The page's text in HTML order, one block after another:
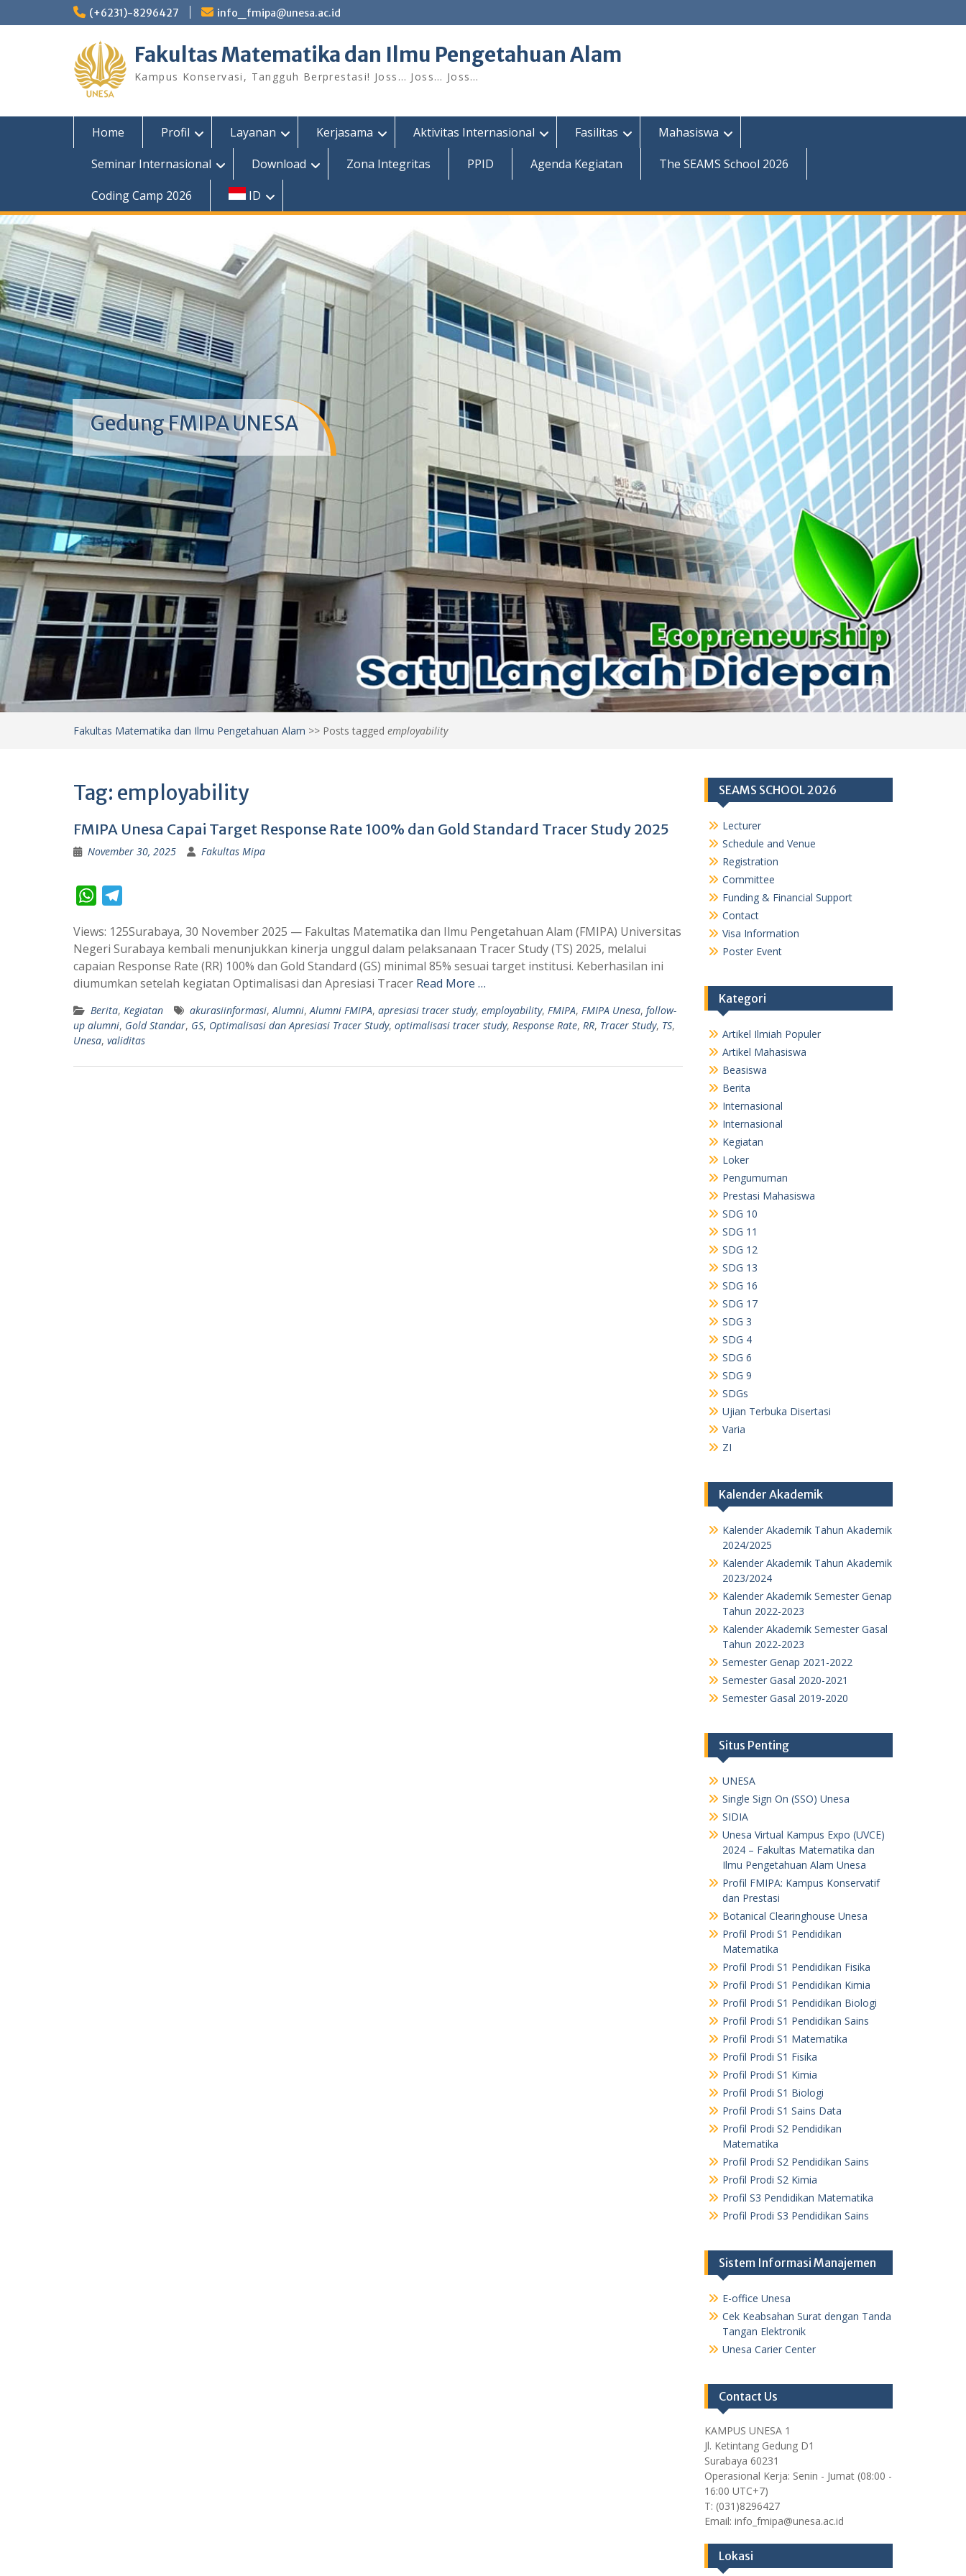
to
(+6231)-8296427 info_fmipa@unesa.ac.id
Fakultas Matematika dan Ilmu Pengetahuan Alam
Kampus Konservasi, Tangguh Berprestasi! Joss… Joss… Joss…
Home Profil Layanan Kerjasama Aktivitas Internasional Fasilitas
Mahasiswa
Seminar Internasional
Download Zona Integritas PPID Agenda Kegiatan
The SEAMS School 2026
Coding Camp 2026
ID
Gedung FMIPA UNESA
Fakultas Matematika dan Ilmu Pengetahuan Alam >> Posts tagged employability
Tag: employability
FMIPA Unesa Capai Target Response Rate 100% dan Gold Standard Tracer Study 2025
November 30, 2025 Fakultas Mipa
W
a
t
p
p
l
e
a
m
Views: 125Surabaya, 30 November 2025 — Fakultas Matematika dan Ilmu Pengetahuan Alam (FMIPA) Universitas
Negeri Surabaya kembali menunjukkan kinerja unggul dalam pelaksanaan Tracer Study (TS) 2025, melalui
capaian Response Rate (RR) 100% dan Gold Standard (GS) minimal 85% sesuai target institusi. Keberhasilan ini
diumumkan setelah kegiatan Optimalisasi dan Apresiasi Tracer Read More …
Berita, Kegiatan akurasiinformasi,Alumni,Alumni FMIPA, apresiasi tracer study, employability, FMIPA, FMIPA Unesa, follow-
up alumni, Gold Standar, GS, Optimalisasi dan Apresiasi Tracer Study, optimalisasi tracer study, Response Rate, RR, Tracer Study, TS,
Unesa, validitas
SEAMS SCHOOL 2026
Lecturer
Schedule and Venue
Registration
Committee
Funding & Financial Support
Contact
Visa Information
Poster Event
Kategori
Artikel Ilmiah Populer
Artikel Mahasiswa
Beasiswa
Berita
Internasional
Internasional
Kegiatan
Loker
Pengumuman
Prestasi Mahasiswa
SDG 10
SDG 11
SDG 12
SDG 13
SDG 16
SDG 17
SDG 3
SDG 4
SDG 6
SDG 9
SDGs
Ujian Terbuka Disertasi
Varia
ZI
Kalender Akademik
Kalender Akademik Tahun Akademik
2024/2025
Kalender Akademik Tahun Akademik
2023/2024
Kalender Akademik Semester Genap
Tahun 2022-2023
Kalender Akademik Semester Gasal
Tahun 2022-2023
Semester Genap 2021-2022
Semester Gasal 2020-2021
Semester Gasal 2019-2020
Situs Penting
UNESA
Single Sign On (SSO) Unesa
SIDIA
Unesa Virtual Kampus Expo (UVCE)
2024 – Fakultas Matematika dan
Ilmu Pengetahuan Alam Unesa
Profil FMIPA: Kampus Konservatif
dan Prestasi
Botanical Clearinghouse Unesa
Profil Prodi S1 Pendidikan
Matematika
Profil Prodi S1 Pendidikan Fisika
Profil Prodi S1 Pendidikan Kimia
Profil Prodi S1 Pendidikan Biologi
Profil Prodi S1 Pendidikan Sains
Profil Prodi S1 Matematika
Profil Prodi S1 Fisika
Profil Prodi S1 Kimia
Profil Prodi S1 Biologi
Profil Prodi S1 Sains Data
Profil Prodi S2 Pendidikan
Matematika
Profil Prodi S2 Pendidikan Sains
Profil Prodi S2 Kimia
Profil S3 Pendidikan Matematika
Profil Prodi S3 Pendidikan Sains
Sistem Informasi Manajemen
E-office Unesa
Cek Keabsahan Surat dengan Tanda
Tangan Elektronik
Unesa Carier Center
Contact Us
KAMPUS UNESA 1
Jl. Ketintang Gedung D1
Surabaya 60231
Operasional Kerja: Senin - Jumat (08:00 -
16:00 UTC+7)
T: (031)8296427
Email: info_fmipa@unesa.ac.id
Lokasi